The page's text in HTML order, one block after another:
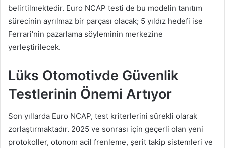
belirtilmektedir. Euro NCAP testi de bu modelin tanıtım
sürecinin ayrılmaz bir parçası olacak; 5 yıldız hedefi ise
Ferrari’nin pazarlama söyleminin merkezine
yerleştirilecek.
Lüks Otomotivde Güvenlik
Testlerinin Önemi Artıyor
Son yıllarda Euro NCAP, test kriterlerini sürekli olarak
zorlaştırmaktadır. 2025 ve sonrası için geçerli olan yeni
protokoller, otonom acil frenleme, şerit takip sistemleri ve